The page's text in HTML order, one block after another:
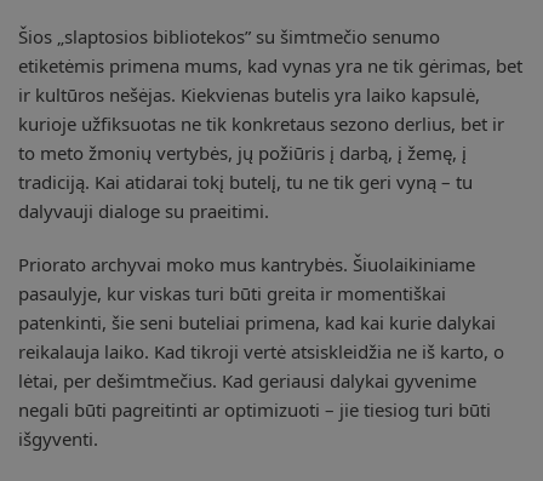
Šios „slaptosios bibliotekos” su šimtmečio senumo
etiketėmis primena mums, kad vynas yra ne tik gėrimas, bet
ir kultūros nešėjas. Kiekvienas butelis yra laiko kapsulė,
kurioje užfiksuotas ne tik konkretaus sezono derlius, bet ir
to meto žmonių vertybės, jų požiūris į darbą, į žemę, į
tradiciją. Kai atidarai tokį butelį, tu ne tik geri vyną – tu
dalyvauji dialoge su praeitimi.
Priorato archyvai moko mus kantrybės. Šiuolaikiniame
pasaulyje, kur viskas turi būti greita ir momentiškai
patenkinti, šie seni buteliai primena, kad kai kurie dalykai
reikalauja laiko. Kad tikroji vertė atsiskleidžia ne iš karto, o
lėtai, per dešimtmečius. Kad geriausi dalykai gyvenime
negali būti pagreitinti ar optimizuoti – jie tiesiog turi būti
išgyventi.